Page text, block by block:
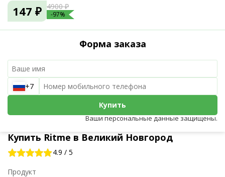
Купить Ritme в Великий Новгород
4.9 / 5
Продукт
147 ₽ 4900 ₽
-97%
Форма заказа
+7
Купить
Ваши персональные данные защищены.